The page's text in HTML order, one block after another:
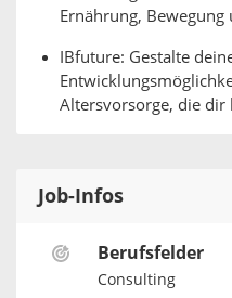
Ernährung, Bewegung
IBfuture: Gestalte
Altersvorsorge, die dir
Job-Infos
Berufsfelder
Consulting